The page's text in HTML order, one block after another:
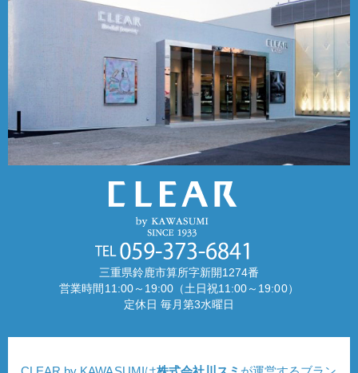
三重県鈴鹿市算所字新開1274番
営業時間11:00～19:00（土日祝11:00～19:00）
定休日 毎月第3水曜日